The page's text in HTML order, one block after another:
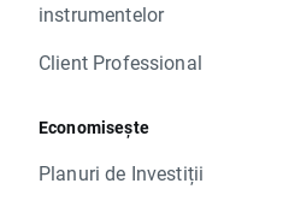
instrumentelor
Client Professional
Economisește
Planuri de Investiții